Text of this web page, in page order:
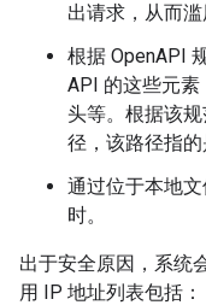
出请求，从而滥
根据 OpenAPI
API 的这些元
头等。根据该
径，该路径指的
通过位于本地
时。
出于安全原因，系统
用 IP 地址列表包括：